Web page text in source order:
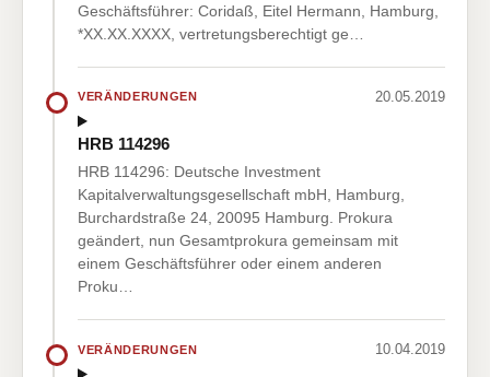
Geschäftsführer: Coridaß, Eitel Hermann, Hamburg,
*XX.XX.XXXX, vertretungsberechtigt ge…
VERÄNDERUNGEN 20.05.2019
HRB 114296
HRB 114296: Deutsche Investment
Kapitalverwaltungsgesellschaft mbH, Hamburg,
Burchardstraße 24, 20095 Hamburg. Prokura
geändert, nun Gesamtprokura gemeinsam mit
einem Geschäftsführer oder einem anderen
Proku…
VERÄNDERUNGEN 10.04.2019